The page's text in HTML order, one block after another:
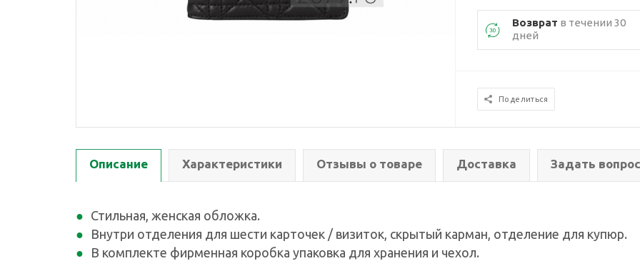
Возврат в течении 30
дней
Поделиться
Описание Характеристики Отзывы о товаре Доставка Задать вопрос
Стильная, женская обложка.
Внутри отделения для шести карточек / визиток, скрытый карман, отделение для купюр.
В комплекте фирменная коробка упаковка для хранения и чехол.